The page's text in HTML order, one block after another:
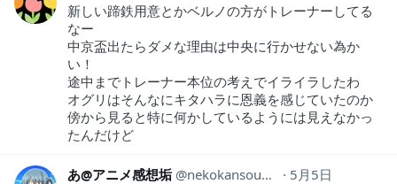
新しい蹄鉄用意とかベルノの方がトレーナーしてる
なー
中京盃出たらダメな理由は中央に行かせない為か
い！
途中までトレーナー本位の考えでイライラしたわ
オグリはそんなにキタハラに恩義を感じていたのか
傍から見ると特に何かしているようには見えなかっ
たんだけど
あ@アニメ感想垢 nekokansouyox
5月5日